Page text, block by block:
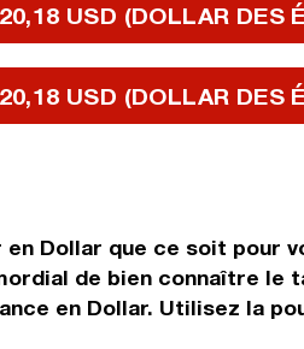
USD (DOLLAR DES
USD (DOLLAR DES
Dollar que ce soit pour
de bien connaître le
en Dollar. Utilisez la